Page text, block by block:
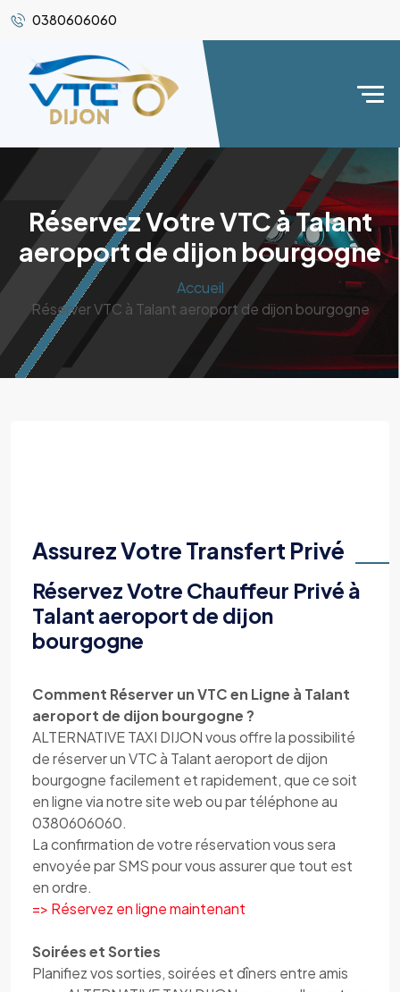
0380606060
Réservez Votre VTC à Talant
aeroport de dijon bourgogne
Accueil
Réserver VTC à Talant aeroport de dijon bourgogne
Assurez Votre Transfert Privé
Réservez Votre Chauffeur Privé à
Talant aeroport de dijon
bourgogne
Comment Réserver un VTC en Ligne à Talant
aeroport de dijon bourgogne ?
ALTERNATIVE TAXI DIJON vous offre la possibilité
de réserver un VTC à Talant aeroport de dijon
bourgogne facilement et rapidement, que ce soit
en ligne via notre site web ou par téléphone au
0380606060.
La confirmation de votre réservation vous sera
envoyée par SMS pour vous assurer que tout est
en ordre.
=> Réservez en ligne maintenant
Soirées et Sorties
Planifiez vos sorties, soirées et dîners entre amis